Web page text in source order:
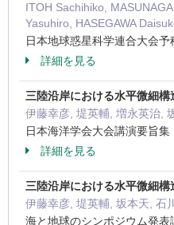
ITOH Sachihiko,
Yasuhiro, HASEGAWA
日本地球惑星科学連合大会
詳細を見る
三陸沿岸における水平微細構
伊藤幸彦, 堤英輔, 増永英治,
日本海洋学会大会講演要旨
詳細を見る
三陸沿岸における水平微細構
伊藤幸彦, 堤英輔, 坂本天, 石
海と地球のシンポジウム発